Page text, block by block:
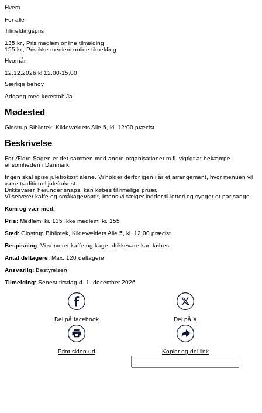
Hvem
For alle
Tilmeldingspris
135 kr., Pris medlem online tilmelding
155 kr., Pris ikke-medlem online tilmelding
Hvornår
12.12.2026 kl.12.00-15.00
Særlige behov
Adgang med kørestol: Ja
Mødested
Glostrup Bibliotek, Kildevældets Alle 5, kl. 12:00 præcist
Beskrivelse
For Ældre Sagen er det sammen med andre organisationer m.fl. vigtigt at bekæmpe
ensomheden i Danmark.
Ingen skal spise julefrokost alene. Vi holder derfor igen i år et arrangement, hvor menuen vil
være traditionel julefrokost.
Drikkevarer, herunder snaps, kan købes til rimelige priser.
Vi serverer kaffe og småkager/sødt, imens vi sælger lodder til lotteri og synger et par sange.
Kom og vær med.
Pris: Medlem: kr. 135 Ikke medlem: kr. 155
Sted: Glostrup Bibliotek, Kildevældets Alle 5, kl. 12:00 præcist
Bespisning: Vi serverer kaffe og kage, drikkevare kan købes.
Antal deltagere: Max. 120 deltagere
Ansvarlig: Bestyrelsen
Tilmelding: Senest tirsdag d. 1. december 2026
Del på facebook Del på X
Print siden ud Kopier og del link